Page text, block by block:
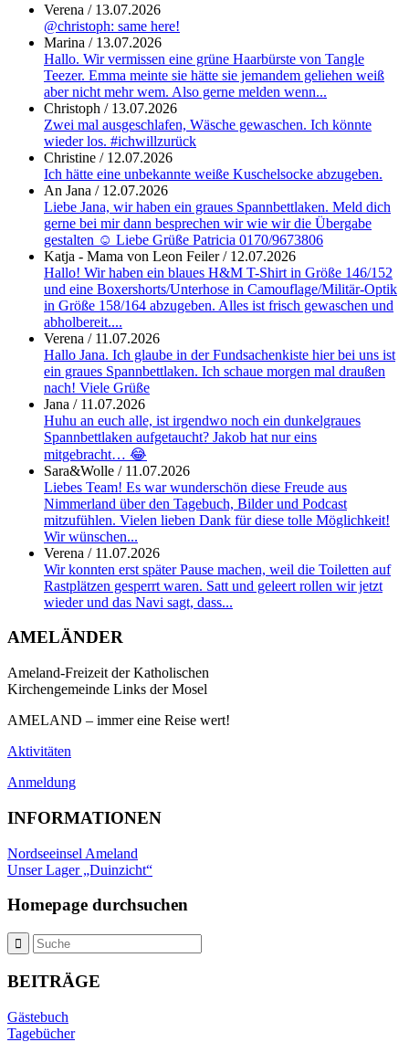
Verena / 13.07.2026
@christoph: same here!
Marina / 13.07.2026
Hallo. Wir vermissen eine grüne Haarbürste von Tangle
Teezer. Emma meinte sie hätte sie jemandem geliehen weiß
aber nicht mehr wem. Also gerne melden wenn...
Christoph / 13.07.2026
Zwei mal ausgeschlafen, Wäsche gewaschen. Ich könnte
wieder los. #ichwillzurück
Christine / 12.07.2026
Ich hätte eine unbekannte weiße Kuschelsocke abzugeben.
An Jana / 12.07.2026
Liebe Jana, wir haben ein graues Spannbettlaken. Meld dich
gerne bei mir dann besprechen wir wie wir die Übergabe
gestalten ☺️ Liebe Grüße Patricia 0170/9673806
Katja - Mama von Leon Feiler/ 12.07.2026
Hallo! Wir haben ein blaues H&M T-Shirt in Größe 146/152
und eine Boxershorts/Unterhose in Camouflage/Militär-Optik
in Größe 158/164 abzugeben. Alles ist frisch gewaschen und
abholbereit....
Verena / 11.07.2026
Hallo Jana. Ich glaube in der Fundsachenkiste hier bei uns ist
ein graues Spannbettlaken. Ich schaue morgen mal draußen
nach! Viele Grüße
Jana / 11.07.2026
Huhu an euch alle, ist irgendwo noch ein dunkelgraues
Spannbettlaken aufgetaucht? Jakob hat nur eins
mitgebracht… 😂
Sara&Wolle / 11.07.2026
Liebes Team! Es war wunderschön diese Freude aus
Nimmerland über den Tagebuch, Bilder und Podcast
mitzufühlen. Vielen lieben Dank für diese tolle Möglichkeit!
Wir wünschen...
Verena / 11.07.2026
Wir konnten erst später Pause machen, weil die Toiletten auf
Rastplätzen gesperrt waren. Satt und geleert rollen wir jetzt
wieder und das Navi sagt, dass...
AMELÄNDER
Ameland-Freizeit der Katholischen
Kirchengemeinde Links der Mosel
AMELAND – immer eine Reise wert!
Aktivitäten
Anmeldung
INFORMATIONEN
Nordseeinsel Ameland
Unser Lager „Duinzicht“
Homepage durchsuchen
BEITRÄGE
Gästebuch
Tagebücher